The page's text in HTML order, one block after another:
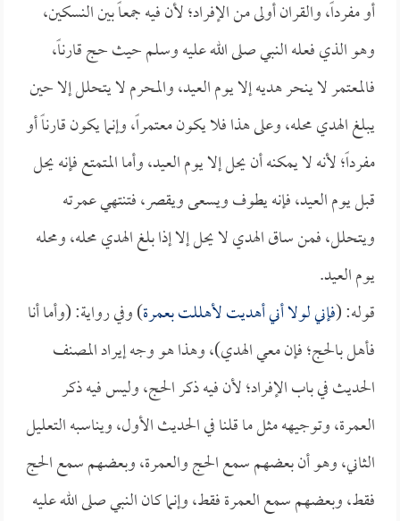
أو مفرداً، والقران أولى من الإفراد؛ لأن فيه جمعاً بين النسكين،
وهو الذي فعله النبي صلى الله عليه وسلم حيث حج قارناً،
فالمعتمر لا ينحر هديه إلا يوم العيد، والمحرم لا يتحلل إلا حين
يبلغ الهدي محله، وعلى هذا فلا يكون معتمراً، وإنما يكون قارناً أو
مفرداً؛ لأنه لا يمكنه أن يحل إلا يوم العيد، وأما المتمتع فإنه يحل
قبل يوم العيد، فإنه يطوف ويسعى ويقصر، فتنتهي عمرته
ويتحلل، فمن ساق الهدي لا يحل إلا إذا بلغ الهدي محله، ومحله
يوم العيد.
قوله: (فإني لولا أني أهديت لأهللت بعمرة) وفي رواية: (وأما أنا
فأهل بالحج؛ فإن معي الهدي)، وهذا هو وجه إيراد المصنف
الحديث في باب الإفراد؛ لأن فيه ذكر الحج، وليس فيه ذكر
العمرة، وتوجيهه مثل ما قلنا في الحديث الأول، ويناسبه التعليل
الثاني، وهو أن بعضهم سمع الحج والعمرة، وبعضهم سمع الحج
فقط، وبعضهم سمع العمرة فقط، وإنما كان النبي صلى الله عليه